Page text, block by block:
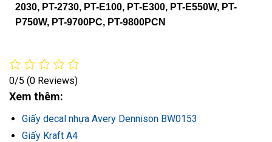
2030, PT-2730, PT-E100, PT-E300, PT-E550W, PT-
P750W, PT-9700PC, PT-9800PCN
0/5 (0 Reviews)
Xem thêm:
Giấy decal nhựa Avery Dennison BW0153
Giấy Kraft A4